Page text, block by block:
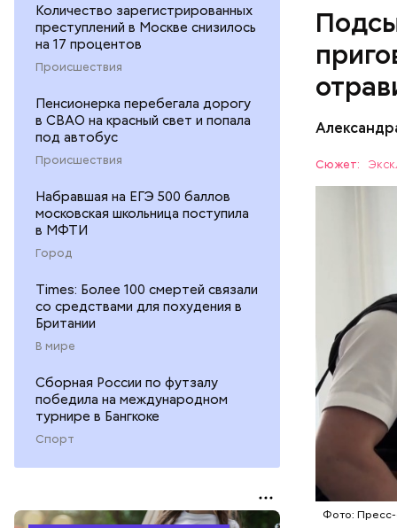
Количество зарегистрированных
преступлений в Москве снизилось
на 17 процентов
Происшествия
Пенсионерка перебегала дорогу
в СВАО на красный свет и попала
под автобус
Происшествия
Набравшая на ЕГЭ 500 баллов
московская школьница поступила
в МФТИ
Город
Times: Более 100 смертей связали
со средствами для похудения в
Британии
В мире
Сборная России по футзалу
победила на международном
турнире в Бангкоке
Спорт
Сюжет:
Фото: Пресс-
Все
изъятой
Видео: